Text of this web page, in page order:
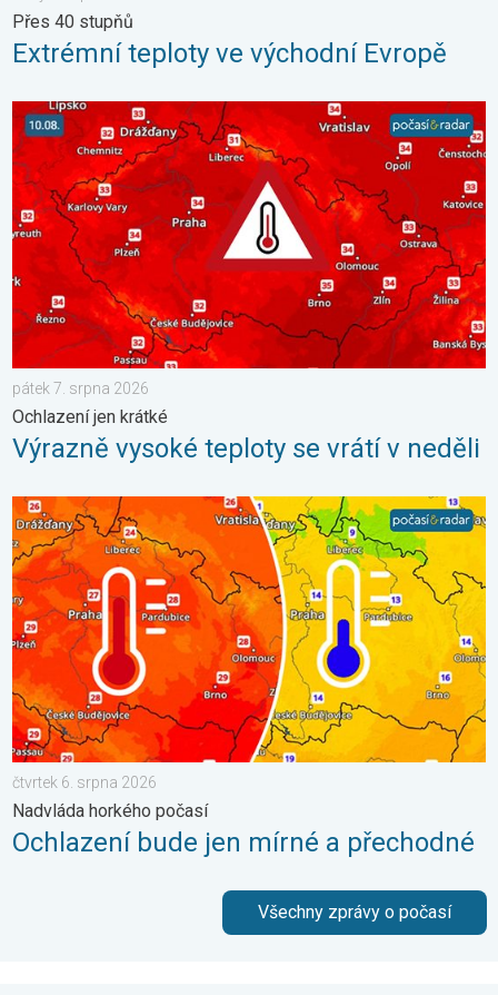
Přes 40 stupňů
Extrémní teploty ve východní Evropě
Výrazně vysoké teploty se vrátí v neděli. Ochlazení jen krátké.
pátek 7. srpna 2026
Ochlazení jen krátké
Výrazně vysoké teploty se vrátí v neděli
Ochlazení bude jen mírné a přechodné. Nadvláda horkého
čtvrtek 6. srpna 2026
Nadvláda horkého počasí
Ochlazení bude jen mírné a přechodné
Všechny zprávy o počasí